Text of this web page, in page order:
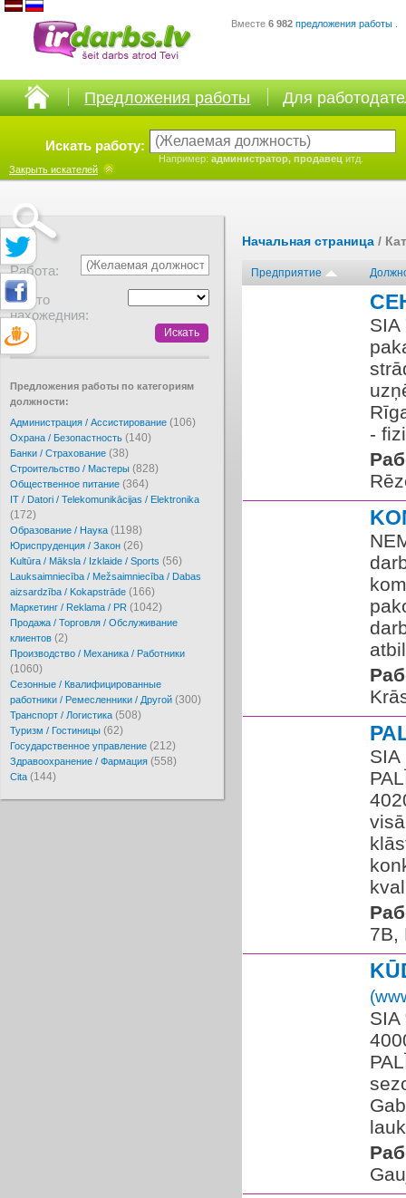
Вместе 6 982 предложения работы
Предложения работы Для
Искать работу:
Например: администратор, продавец итд.
Закрыть искателей
Работа:
Место
нахожедния:
Предложения работы по категориям
должности:
Администрация / Ассистирование (106)
Охрана / Безопастность (140)
Банки / Страхование (38)
Cтроительство / Мастеры (828)
Oбщественное питание (364)
IT / Datori / Telekomunikācijas / Elektronika
(172)
Образование / Наука (1198)
Юриспруденция / Закон (26)
Kultūra / Māksla / Izklaide / Sports (56)
Lauksaimniecība / Mežsaimniecība / Dabas
aizsardzība / Kokapstrāde (166)
Маркетинг / Reklama / PR (1042)
Продажа / Торговля / Обслуживание
клиентов (2)
Производство / Механика / Работники
(1060)
Сезонные / Квалифицированные
работники / Ремесленники / Другой (300)
Транспорт / Логистика (508)
Туризм / Гостиницы (62)
Государственное управление (212)
Здравоохранение / Фармация (558)
Cita (144)
Начальная страница /
Предприятие
SIA
-
SIA
7B,
SIA